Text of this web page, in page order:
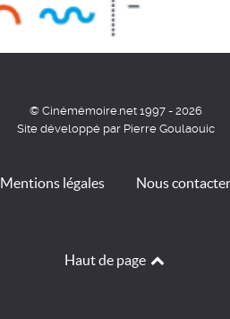
© Cinémémoire.net 1997 - 2026
Site développé par Pierre Goulaouic
Mentions légales Nous contacter
Haut de page